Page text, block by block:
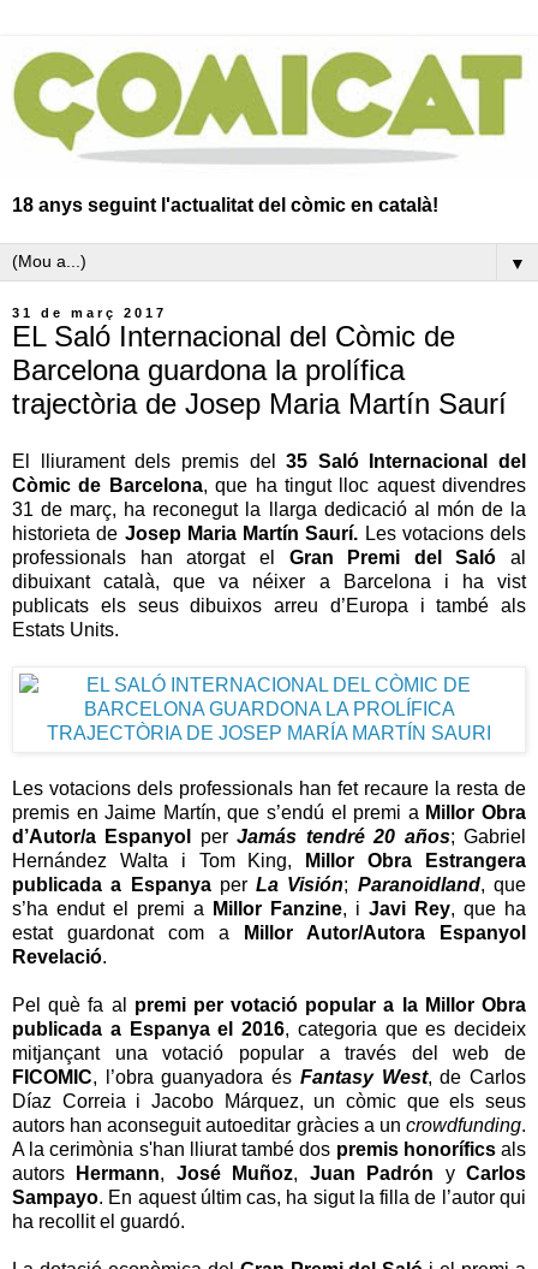
18 anys seguint l'actualitat del còmic en català!
▼
31 de març 2017
EL Saló Internacional del Còmic de
Barcelona guardona la prolífica
trajectòria de Josep Maria Martín Saurí
El lliurament dels premis del35 Saló Internacional del
Còmic de Barcelona, que ha tingut lloc aquest divendres
31 de març, ha reconegut la llarga dedicació al món de la
historieta de Josep Maria Martín Saurí. Les votacions dels
professionals han atorgat el Gran Premi del Saló al
dibuixant català, que va néixer a Barcelona i ha vist
publicats els seus dibuixos arreu d’Europa i també als
Estats Units.
Les votacions dels professionals han fet recaure la resta de
premis en Jaime Martín, que s’endú el premi a Millor Obra
d’Autor/a Espanyol
perJamás tendré 20 años; Gabriel
Hernández Walta i Tom King,
Millor Obra Estrangera
publicada a EspanyaperLa Visión; Paranoidland, que
s’ha endut el premi a
Millor Fanzine, i Javi Rey, que ha
estat guardonat com a
Millor Autor/Autora Espanyol
Revelació.
Pel què fa al premi per votació popular a la Millor Obra
publicada a Espanya el 2016, categoria que es decideix
mitjançant una votació popular a través del web de
FICOMIC, l’obra guanyadora és Fantasy West, de Carlos
Díaz Correia i Jacobo Márquez, un còmic que els seus
autors han aconseguit autoeditar gràcies a un crowdfunding.
A la cerimònia s'han lliurat també dos premis honoríficsals
autors
Hermann, José Muñoz, Juan Padrón yCarlos
Sampayo. En aquest últim cas, ha sigut la filla de l’autor qui
ha recollit el guardó.